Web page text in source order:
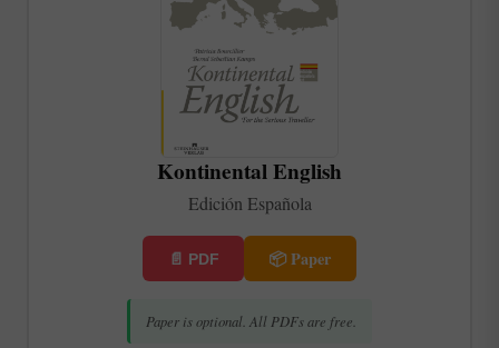
Kontinental English
Edición Española
📄 PDF 📦 Paper
Paper is optional. All PDFs are free.